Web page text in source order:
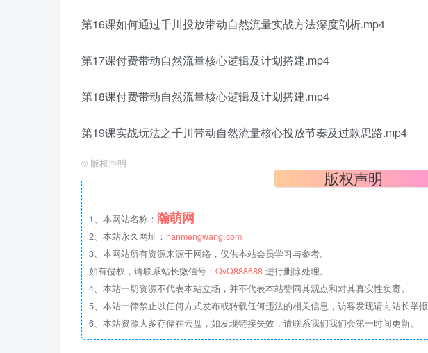
第16课如何通过千川投放带动自然流量实战方法深度剖析.mp4
第17课付费带动自然流量核心逻辑及计划搭建.mp4
第18课付费带动自然流量核心逻辑及计划搭建.mp4
第19课实战玩法之千川带动自然流量核心投放节奏及过款思路.mp4
© 版权声明
版权声明
1、本网站名称： 瀚萌网
2、本站永久网址： hanmengwang.com
3、本网站所有资源来源于网络，仅供本站会员学习与参考。
如有侵权，请联系站长微信号： QvQ888688 进行删除处理。
4、本站一切资源不代表本站立场，并不代表本站赞同其观点和对其真实性负责。
5、本站一律禁止以任何方式发布或转载任何违法的相关信息，访客发现请向站长举报
6、本站资源大多存储在云盘，如发现链接失效，请联系我们我们会第一时间更新。